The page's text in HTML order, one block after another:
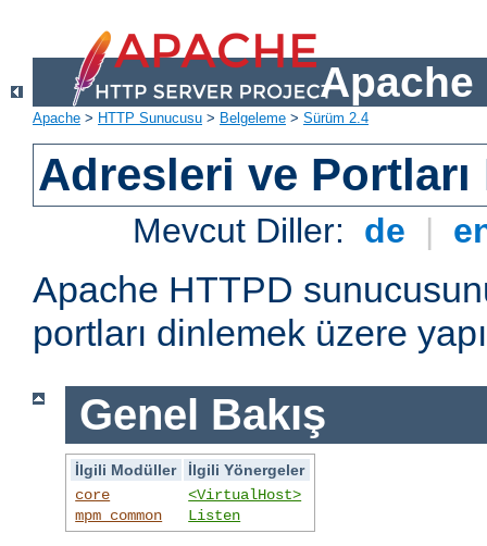
Apache
Apache > HTTP Sunucusu > Belgeleme > Sürüm 2.4
Adresleri ve Portları
Mevcut Diller: de |
Apache HTTPD
portları dinlemek üzere
Genel Bakış
İlgili Modüller
İlgili Yönergeler
core
mpm_common
<VirtualHost>
Listen